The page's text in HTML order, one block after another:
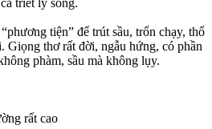
tiện” để trút sầu, trốn chạy, thổ
Giọng thơ rất đời, ngẫu hứng, có phần
phàm, sầu mà không lụy.
rất cao